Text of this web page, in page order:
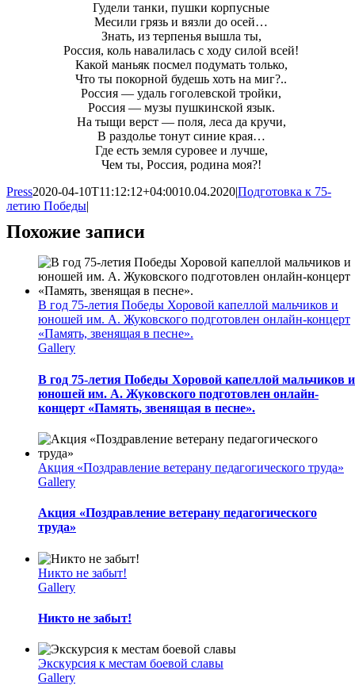
Гудели танки, пушки корпусные
Месили грязь и вязли до осей…
Знать, из терпенья вышла ты,
Россия, коль навалилась с ходу силой всей!
Какой маньяк посмел подумать только,
Что ты покорной будешь хоть на миг?..
Россия — удаль гоголевской тройки,
Россия — музы пушкинской язык.
На тыщи верст — поля, леса да кручи,
В раздолье тонут синие края…
Где есть земля суровее и лучше,
Чем ты, Россия, родина моя?!
Press2020-04-10T11:12:12+04:0010.04.2020|Подготовка к 75-
летию Победы|
Похожие записи
В год 75-летия Победы Хоровой капеллой мальчиков и
юношей им. А. Жуковского подготовлен онлайн-концерт
«Память, звенящая в песне».
Gallery
В год 75-летия Победы Хоровой капеллой мальчиков и
юношей им. А. Жуковского подготовлен онлайн-
концерт «Память, звенящая в песне».
Акция «Поздравление ветерану педагогического труда»
Gallery
Акция «Поздравление ветерану педагогического
труда»
Никто не забыт!
Gallery
Никто не забыт!
Экскурсия к местам боевой славы
Gallery